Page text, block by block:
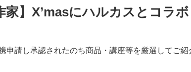
家】X’masにハルカスとコラ
申請し承認されたのち商品・講座等を厳選してご紹